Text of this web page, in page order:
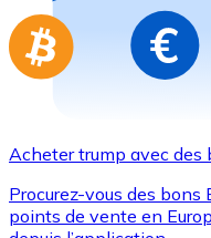
Acheter trump avec des
Procurez-vous des
points de vente en